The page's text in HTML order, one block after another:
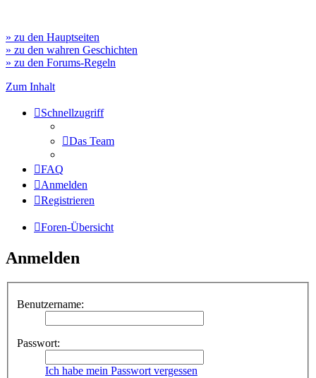
» zu den Hauptseiten
» zu den wahren Geschichten
» zu den Forums-Regeln
Zum Inhalt
Schnellzugriff
Das Team
FAQ
Anmelden
Registrieren
Foren-Übersicht
Anmelden
Benutzername:
Passwort:
Ich habe mein Passwort vergessen